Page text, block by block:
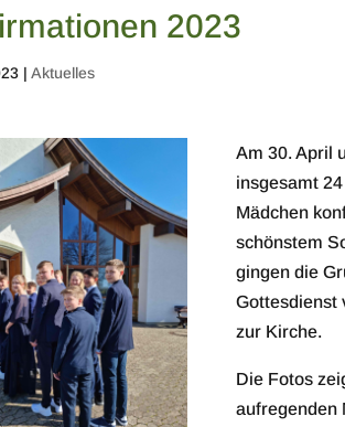
2023
| Aktuelles
Am 30. April
insgesamt
Mädchen
schönstem
gingen die
Gottesdienst
zur Kirche.
Die Fotos
aufregenden